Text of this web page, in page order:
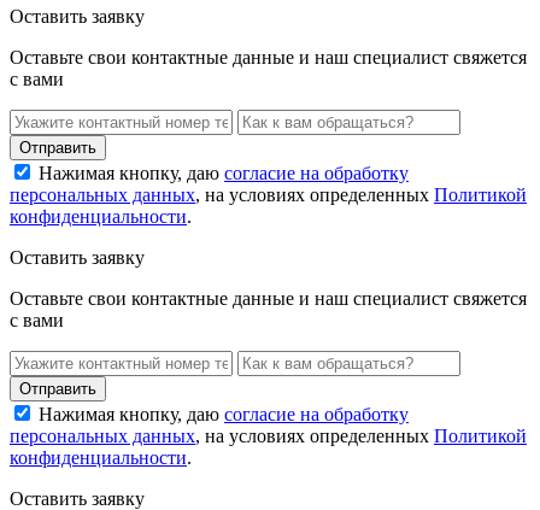
Оставить заявку
Оставьте свои контактные данные и наш специалист свяжется
с вами
Нажимая кнопку, даю согласие на обработку
персональных данных, на условиях определенных Политикой
конфиденциальности.
Оставить заявку
Оставьте свои контактные данные и наш специалист свяжется
с вами
Нажимая кнопку, даю согласие на обработку
персональных данных, на условиях определенных Политикой
конфиденциальности.
Оставить заявку